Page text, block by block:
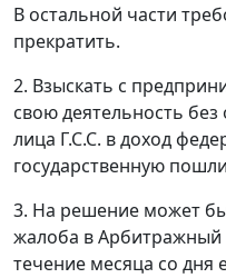
В остальной части
прекратить.
2. Взыскать с
свою деятельность
лица Г.С.С. в доход
государственную
3. На решение может
жалоба в Арбитражный
течение месяца со дня